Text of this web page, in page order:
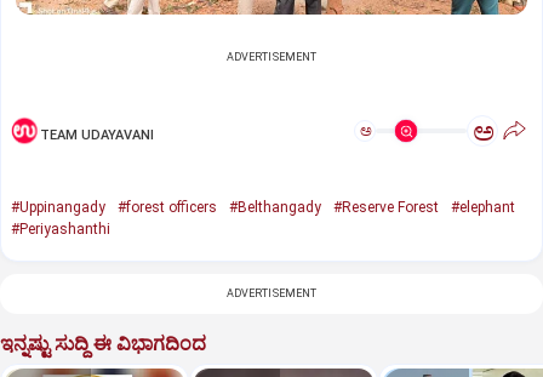
ADVERTISEMENT
TEAM UDAYAVANI ಅ ಅ
#Uppinangady #forest officers #Belthangady #Reserve Forest
#elephant
#Periyashanthi
ADVERTISEMENT
ಇನ್ನಷ್ಟು ಸುದ್ದಿ ಈ ವಿಭಾಗದಿಂದ